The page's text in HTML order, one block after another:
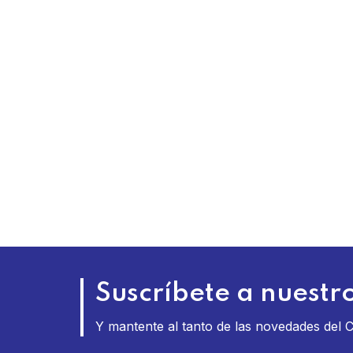
Suscríbete a
Y mantente al tanto de las novedades del